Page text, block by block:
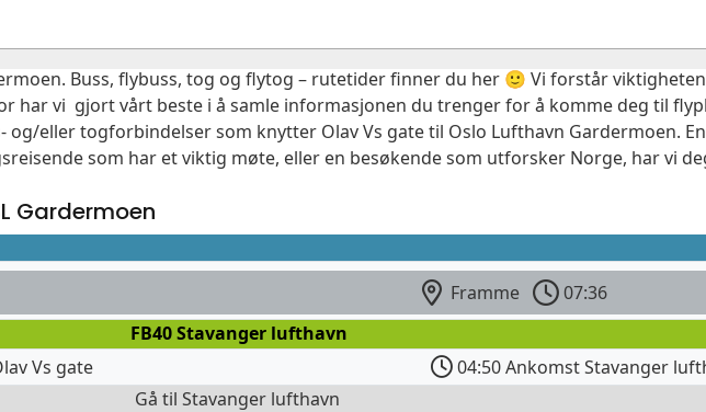
Buss, flybuss, tog og flytog – rutetider finner du her 🙂 Vi forstår
har vi gjort vårt beste i å samle informasjonen du trenger for å komme deg til
og/eller togforbindelser som knytter Olav Vs gate til Oslo Lufthavn Gardermoen.
som har et viktig møte, eller en besøkende som utforsker Norge, har vi
Gardermoen
Framme
07:36
FB40 Stavanger lufthavn
Vs gate
04:50 Ankomst Stavanger
Gå til Stavanger lufthavn